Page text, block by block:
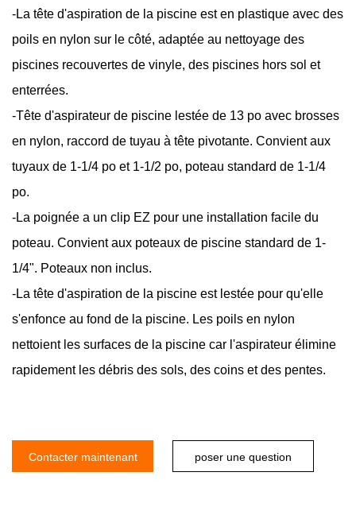
-La tête d'aspiration de la piscine est en plastique avec des
poils en nylon sur le côté, adaptée au nettoyage des
piscines recouvertes de vinyle, des piscines hors sol et
enterrées.
-Tête d'aspirateur de piscine lestée de 13 po avec brosses
en nylon, raccord de tuyau à tête pivotante. Convient aux
tuyaux de 1-1/4 po et 1-1/2 po, poteau standard de 1-1/4
po.
-La poignée a un clip EZ pour une installation facile du
poteau. Convient aux poteaux de piscine standard de 1-
1/4". Poteaux non inclus.
-La tête d'aspiration de la piscine est lestée pour qu'elle
s'enfonce au fond de la piscine. Les poils en nylon
nettoient les surfaces de la piscine car l'aspirateur élimine
rapidement les débris des sols, des coins et des pentes.
Contacter maintenant poser une question